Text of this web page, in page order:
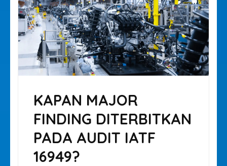
KAPAN MAJOR
FINDING DITERBITKAN
PADA AUDIT IATF
16949?